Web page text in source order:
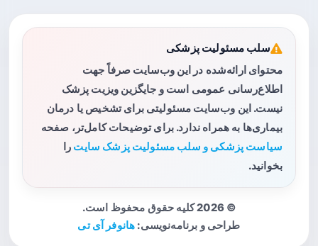
سلب مسئولیت پزشکی
محتوای ارائه‌شده در این وب‌سایت صرفاً جهت
اطلاع‌رسانی عمومی است و جایگزین ویزیت پزشک
نیست. این وب‌سایت مسئولیتی برای تشخیص یا درمان
بیماری‌ها به همراه ندارد. برای توضیحات کامل‌تر، صفحه
سیاست پزشکی و سلب مسئولیت پزشک سایت را
بخوانید.
© 2026 کلیه حقوق محفوظ است.
طراحی و برنامه‌نویسی: هانوفر آی تی